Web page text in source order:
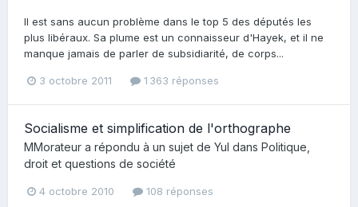
Il est sans aucun problème dans le top 5 des députés les
plus libéraux. Sa plume est un connaisseur d'Hayek, et il ne
manque jamais de parler de subsidiarité, de corps...
3 octobre 2011 1 363 réponses
Socialisme et simplification de l'orthographe
MMorateur a répondu à un sujet de Yul dans Politique,
droit et questions de société
4 octobre 2010 108 réponses